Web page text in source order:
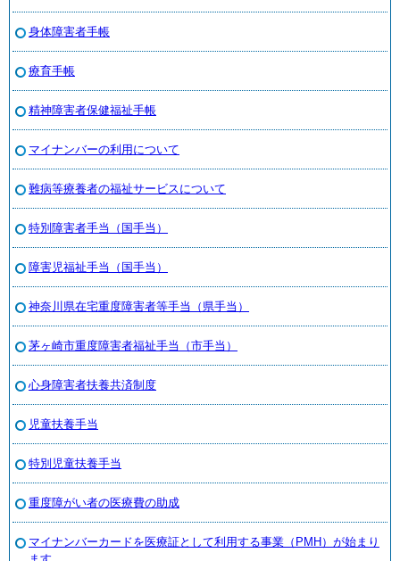
身体障害者手帳
療育手帳
精神障害者保健福祉手帳
マイナンバーの利用について
難病等療養者の福祉サービスについて
特別障害者手当（国手当）
障害児福祉手当（国手当）
神奈川県在宅重度障害者等手当（県手当）
茅ヶ崎市重度障害者福祉手当（市手当）
心身障害者扶養共済制度
児童扶養手当
特別児童扶養手当
重度障がい者の医療費の助成
マイナンバーカードを医療証として利用する事業（PMH）が始まり